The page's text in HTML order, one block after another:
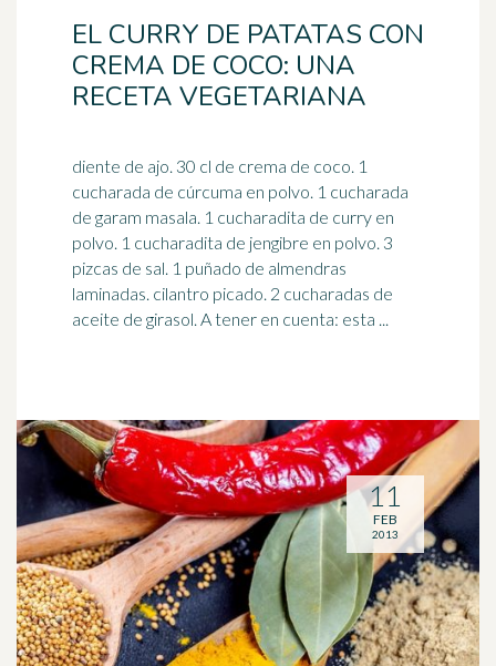
EL CURRY DE PATATAS CON
CREMA DE COCO: UNA
RECETA VEGETARIANA
diente de ajo. 30 cl de crema de coco. 1
cucharada de cúrcuma en polvo. 1 cucharada
de garam masala. 1 cucharadita de curry en
polvo. 1 cucharadita de jengibre en polvo. 3
pizcas de sal. 1 puñado de almendras
laminadas. cilantro picado. 2 cucharadas de
aceite de girasol. A tener en cuenta: esta ...
11
FEB
2013